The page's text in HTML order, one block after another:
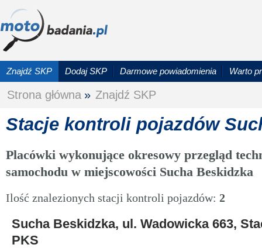
Znajdź SKP Dodaj SKP Darmowe powiadomienia Warto
Strona główna » Znajdź SKP
Stacje kontroli pojazdów
Placówki wykonujące okresowy przegląd
samochodu w miejscowości Sucha Beskidzka
Ilość znalezionych stacji kontroli pojazdów: 2
Sucha Beskidzka, ul. Wadowicka 663,
PKS